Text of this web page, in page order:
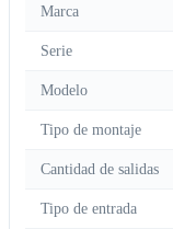
Marca
Serie
Modelo
Tipo de montaje
Cantidad de salidas
Tipo de entrada